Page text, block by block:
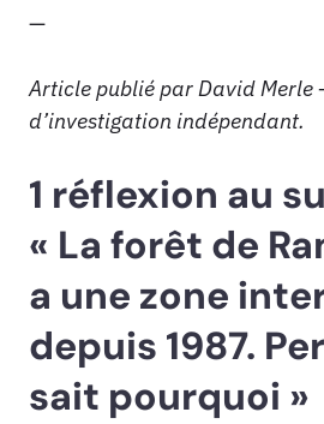
—
Article publié par David
d’investigation indépendant.
1 réflexion au
« La forêt de
a une zone
depuis 1987.
sait pourquoi »